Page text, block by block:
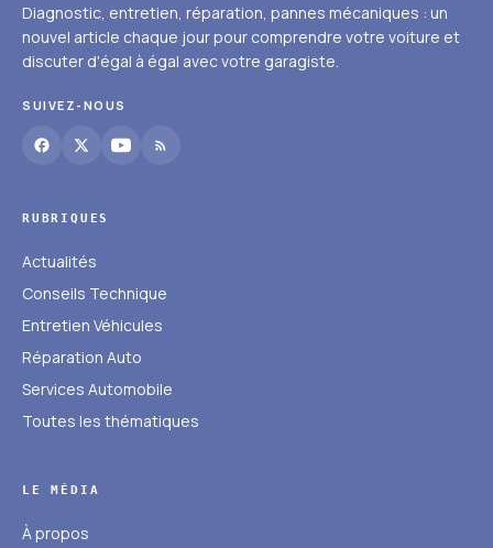
Diagnostic, entretien, réparation, pannes mécaniques : un
nouvel article chaque jour pour comprendre votre voiture et
discuter d'égal à égal avec votre garagiste.
SUIVEZ-NOUS
RUBRIQUES
Actualités
Conseils Technique
Entretien Véhicules
Réparation Auto
Services Automobile
Toutes les thématiques
LE MÉDIA
À propos